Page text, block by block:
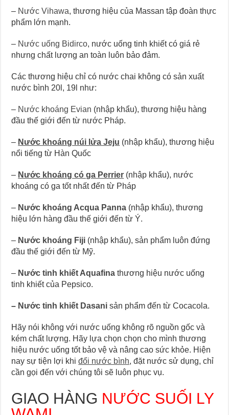
– Nước Vihawa, thương hiệu của Massan tập đoàn thực
phẩm lớn mạnh.
– Nước uống Bidirco, nước uống tinh khiết có giá rẻ
nhưng chất lượng an toàn luôn bảo đảm.
Các thương hiệu chỉ có nước chai không có sản xuất
nước bình 20l, 19l như:
– Nước khoáng Evian (nhập khẩu), thương hiệu hàng
đầu thế giới đến từ nước Pháp.
– Nước khoáng núi lửa Jeju (nhập khẩu), thương hiệu
nổi tiếng từ Hàn Quốc
– Nước khoáng có ga Perrier (nhập khẩu), nước
khoáng có ga tốt nhất đến từ Pháp
– Nước khoáng Acqua Panna (nhập khẩu), thương
hiệu lớn hàng đầu thế giới đến từ Ý.
– Nước khoáng Fiji (nhập khẩu), sản phẩm luôn đứng
đầu thế giới đến từ Mỹ.
– Nước tinh khiết Aquafina thương hiệu nước uống
tinh khiết của Pepsico.
– Nước tinh khiết Dasani sản phẩm đến từ Cocacola.
Hãy nói không với nước uống không rõ nguồn gốc và
kém chất lượng. Hãy lựa chọn chọn cho mình thương
hiệu nước uống tốt bảo vệ và nâng cao sức khỏe. Hiện
nay sự tiện lợi khiđổi nước bình, đặt nước sử dụng, chỉ
cần gọi đến với chúng tôi sẽ luôn phục vụ.
GIAO HÀNG NƯỚC SUỐI LY